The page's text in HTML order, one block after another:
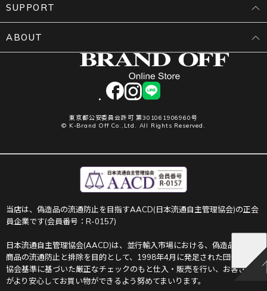
facebookinstagram
LINE
東京都公安委員会許可 第301061906960号
© K-Brand Off Co.,Ltd. All Rights Reserved.
SUPPORT
ABOUT
当店は、偽造品の流通防止を目指すAACD(日本流通自主管理協会)の正会
員企業です(会員番号：R-0157)
日本流通自主管理協会(AACD)は、並行輸入市場における、偽造品や不正
商品の流通防止と排除を目的として、1998年4月に発足された団体です。
協会基準に基づいた厳正なチェックのもと仕入・販売を行い、お客さま
がより安心してお買い物ができるよう努めてまいります。